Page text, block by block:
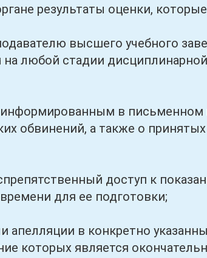
результаты оценки,
высшего учебного
на любой стадии
в письменном
обвинений, а также о
доступ к
для ее подготовки;
в конкретно
которых является